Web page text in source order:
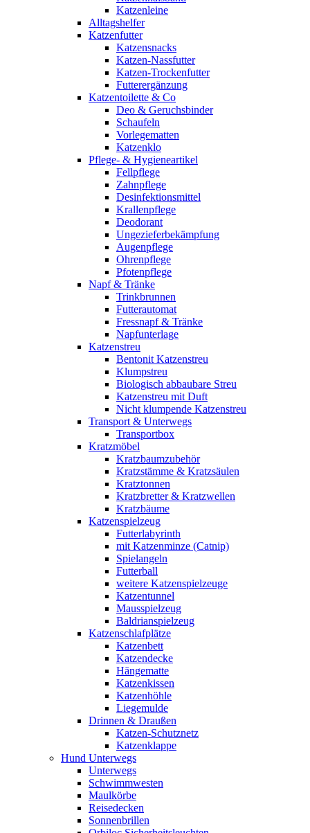
Katzenleine
Alltagshelfer
Katzenfutter
Katzensnacks
Katzen-Nassfutter
Katzen-Trockenfutter
Futterergänzung
Katzentoilette & Co
Deo & Geruchsbinder
Schaufeln
Vorlegematten
Katzenklo
Pflege- & Hygieneartikel
Fellpflege
Zahnpflege
Desinfektionsmittel
Krallenpflege
Deodorant
Ungezieferbekämpfung
Augenpflege
Ohrenpflege
Pfotenpflege
Napf & Tränke
Trinkbrunnen
Futterautomat
Fressnapf & Tränke
Napfunterlage
Katzenstreu
Bentonit Katzenstreu
Klumpstreu
Biologisch abbaubare Streu
Katzenstreu mit Duft
Nicht klumpende Katzenstreu
Transport & Unterwegs
Transportbox
Kratzmöbel
Kratzbaumzubehör
Kratzstämme & Kratzsäulen
Kratztonnen
Kratzbretter & Kratzwellen
Kratzbäume
Katzenspielzeug
Futterlabyrinth
mit Katzenminze (Catnip)
Spielangeln
Futterball
weitere Katzenspielzeuge
Katzentunnel
Mausspielzeug
Baldrianspielzeug
Katzenschlafplätze
Katzenbett
Katzendecke
Hängematte
Katzenkissen
Katzenhöhle
Liegemulde
Drinnen & Draußen
Katzen-Schutznetz
Katzenklappe
Hund Unterwegs
Unterwegs
Schwimmwesten
Maulkörbe
Reisedecken
Sonnenbrillen